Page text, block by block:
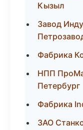
Кызыл
Завод
Фабрика
НПП
Петербург
Фабрика
ЗАО